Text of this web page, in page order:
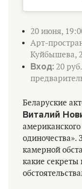
20 июня,
Арт-
Куйбышева,
Вход: 20
Беларуские
Виталий
одиночества».
камерной
какие